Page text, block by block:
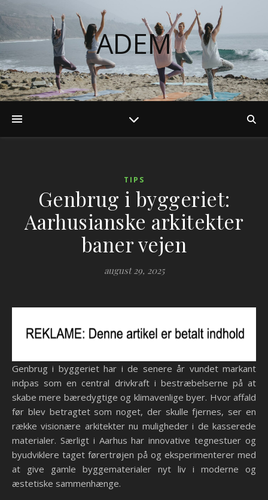
ADEM
TIPS
Genbrug i byggeriet:
Aarhusianske arkitekter
baner vejen
august 29, 2025
Genbrug i byggeriet har i de senere år vundet markant
indpas som en central drivkraft i bestræbelserne på at
skabe mere bæredygtige og klimavenlige byer. Hvor affald
før blev betragtet som noget, der skulle fjernes, ser en
række visionære arkitekter nu muligheder i de kasserede
materialer. Særligt i Aarhus har innovative tegnestuer og
byudviklere taget førertrøjen på og eksperimenterer med
at give gamle byggematerialer nyt liv i moderne og
æstetiske sammenhænge.